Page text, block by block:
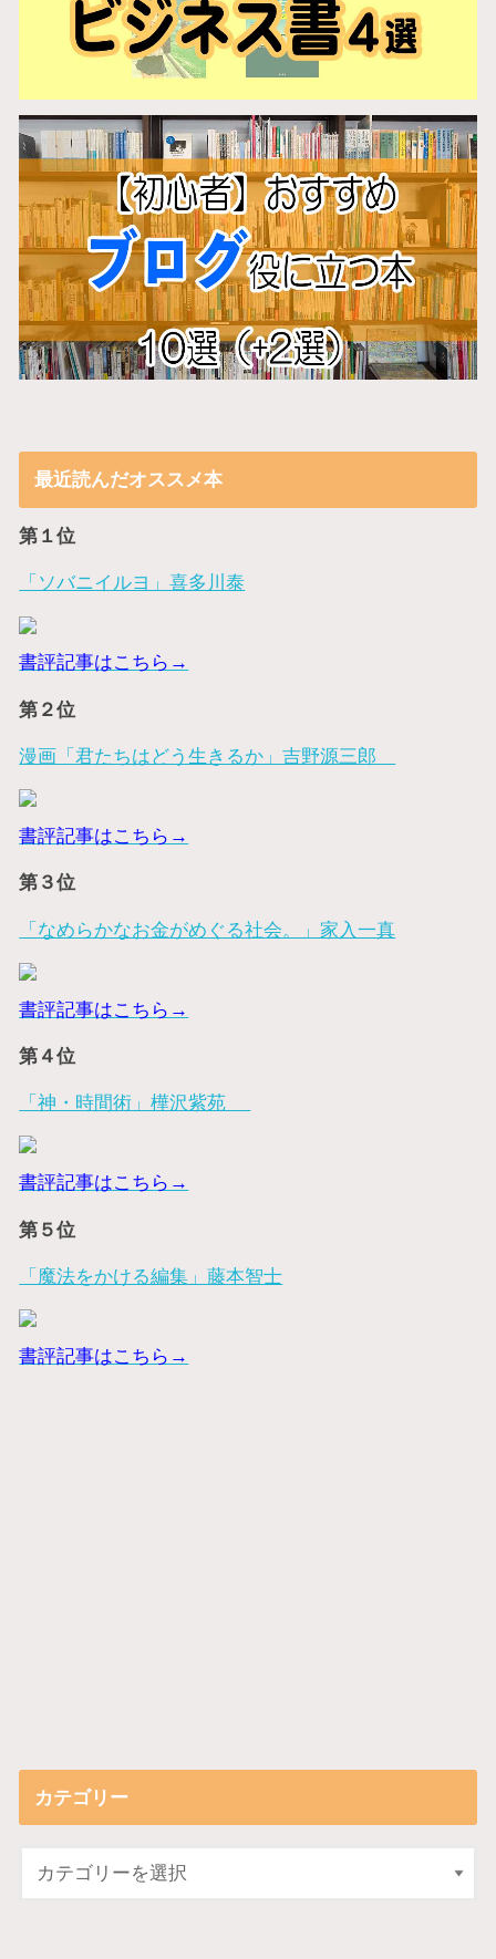
最近読んだオススメ本
第１位
「ソバニイルヨ」喜多川泰
書評記事はこちら→
第２位
漫画「君たちはどう生きるか」吉野源三郎
書評記事はこちら→
第３位
「なめらかなお金がめぐる社会。」家入一真
書評記事はこちら→
第４位
「神・時間術」樺沢紫苑
書評記事はこちら→
第５位
「魔法をかける編集」藤本智士
書評記事はこちら→
カテゴリー